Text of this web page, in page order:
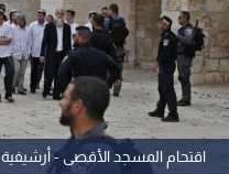
اقتحام المسجد الأقصى - أرشيفية